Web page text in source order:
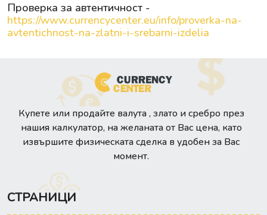
Проверка за автентичност -
https://www.currencycenter.eu/info/proverka-na-
avtentichnost-na-zlatni-i-srebarni-izdelia
Купете или продайте валута , злато и сребро през
нашия калкулатор, на желаната от Вас цена, като
извършите физическата сделка в удобен за Вас
момент.
СТРАНИЦИ